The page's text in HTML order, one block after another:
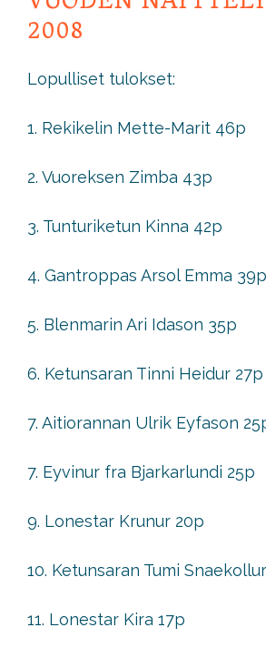
2008
Lopulliset tulokset:
1. Rekikelin Mette-Marit 46p
2. Vuoreksen Zimba 43p
3. Tunturiketun Kinna 42p
4. Gantroppas Arsol Emma 39p
5. Blenmarin Ari Idason 35p
6. Ketunsaran Tinni Heidur 27p
7. Aitiorannan Ulrik Eyfason
7. Eyvinur fra Bjarkarlundi 25p
9. Lonestar Krunur 20p
10. Ketunsaran Tumi
11. Lonestar Kira 17p